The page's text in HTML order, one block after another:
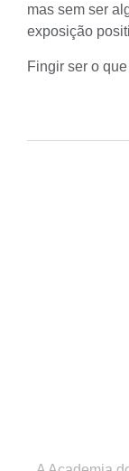
mas sem ser
exposição
Fingir ser o